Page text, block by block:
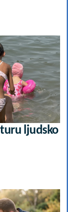
ljudsko